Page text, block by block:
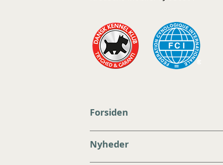
Forsiden
Nyheder